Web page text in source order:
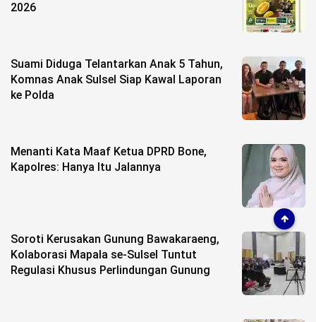
2026
Suami Diduga Telantarkan Anak 5 Tahun,
Komnas Anak Sulsel Siap Kawal Laporan
ke Polda
Menanti Kata Maaf Ketua DPRD Bone,
Kapolres: Hanya Itu Jalannya
Soroti Kerusakan Gunung Bawakaraeng,
Kolaborasi Mapala se-Sulsel Tuntut
Regulasi Khusus Perlindungan Gunung